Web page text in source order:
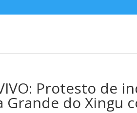
Protesto de
Grande do Xingu